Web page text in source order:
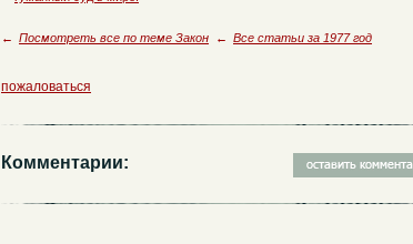
← Посмотреть все по теме Закон ← Все статьи за 1977 год
пожаловаться
Комментарии: